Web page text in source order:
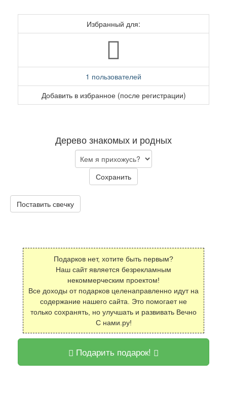
Избранный для:
1 пользователей
Добавить в избранное (после регистрации)
Дерево знакомых и родных
Сохранить
Поставить свечку
Подарков нет, хотите быть первым?
Наш сайт является безрекламным
некоммерческим проектом!
Все доходы от подарков целенаправленно идут на
содержание нашего сайта. Это помогает не
только сохранять, но улучшать и развивать Вечно
С нами.ру!
Подарить подарок!